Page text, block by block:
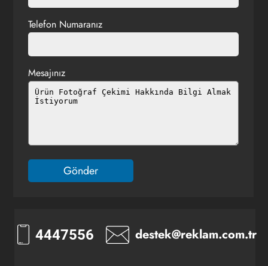
Telefon Numaranız
Mesajınız
Gönder
4447556 destek@reklam.com.tr